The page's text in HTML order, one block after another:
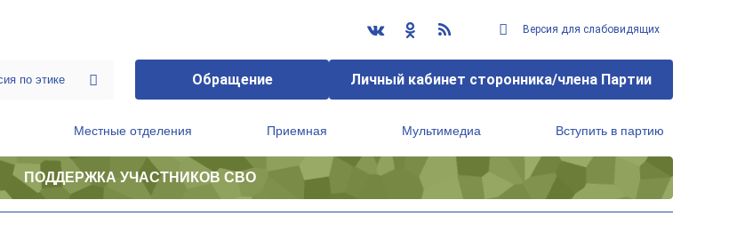
Версия для слабовидящих
Обращение Личный кабинет сторонника/члена Партии
Местные отделения Приемная Мультимедиа Вступить в партию
ПОДДЕРЖКА УЧАСТНИКОВ СВО